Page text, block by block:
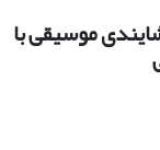
موسیقی با